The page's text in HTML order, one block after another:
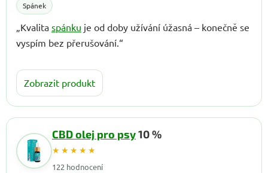
Spánek
„Kvalita spánku je od doby užívání úžasná – konečně se
vyspím bez přerušování.“
Zobrazit produkt
CBD olej pro psy10 %
★★★★★
122 hodnocení